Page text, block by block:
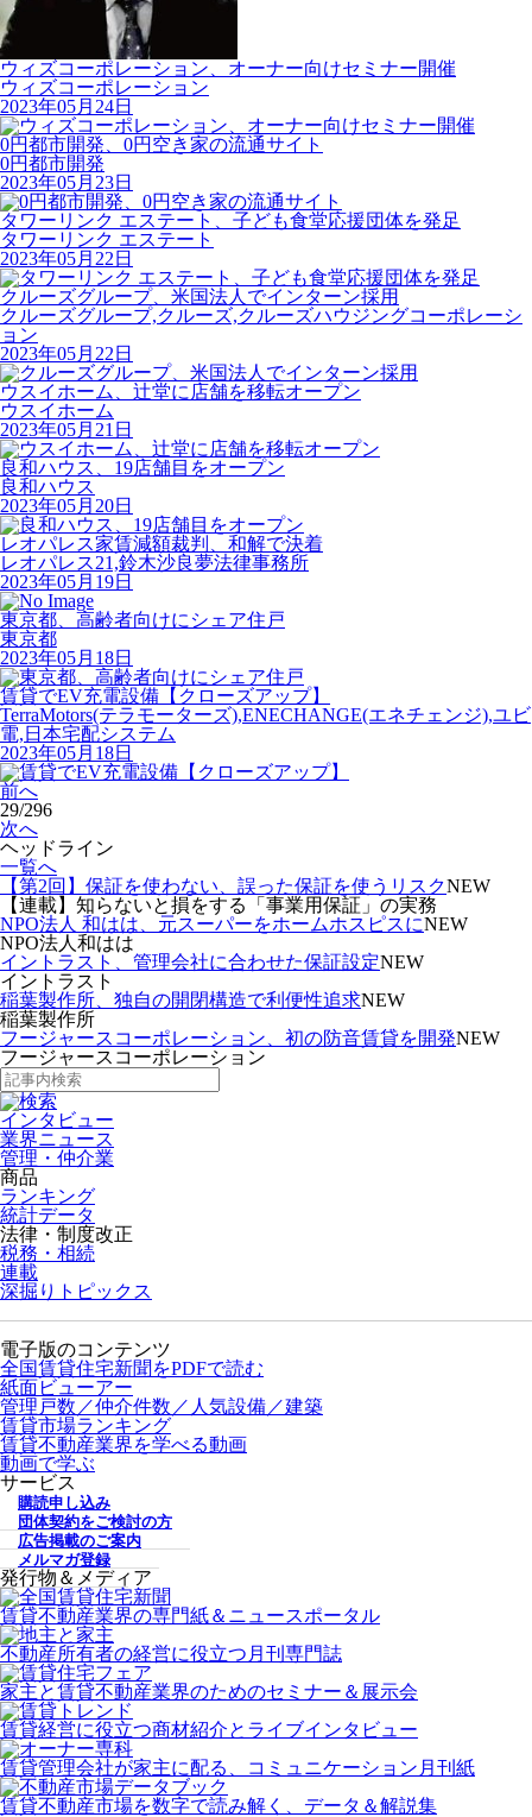
ウィズコーポレーション、オーナー向けセミナー開催
ウィズコーポレーション
2023年05月24日
0円都市開発、0円空き家の流通サイト
0円都市開発
2023年05月23日
タワーリンク エステート、子ども食堂応援団体を発足
タワーリンク エステート
2023年05月22日
クルーズグループ、米国法人でインターン採用
クルーズグループ,クルーズ,クルーズハウジングコーポレーシ
ョン
2023年05月22日
ウスイホーム、辻堂に店舗を移転オープン
ウスイホーム
2023年05月21日
良和ハウス、19店舗目をオープン
良和ハウス
2023年05月20日
レオパレス家賃減額裁判、和解で決着
レオパレス21,鈴木沙良夢法律事務所
2023年05月19日
東京都、高齢者向けにシェア住戸
東京都
2023年05月18日
賃貸でEV充電設備【クローズアップ】
TerraMotors(テラモーターズ),ENECHANGE(エネチェンジ),ユビ
電,日本宅配システム
2023年05月18日
前へ
29/296
次へ
ヘッドライン
一覧へ
【第2回】保証を使わない、誤った保証を使うリスクNEW
【連載】知らないと損をする「事業用保証」の実務
NPO法人 和はは、元スーパーをホームホスピスにNEW
NPO法人和はは
イントラスト、管理会社に合わせた保証設定NEW
イントラスト
稲葉製作所、独自の開閉構造で利便性追求NEW
稲葉製作所
フージャースコーポレーション、初の防音賃貸を開発NEW
フージャースコーポレーション
インタビュー
業界ニュース
管理・仲介業
商品
ランキング
統計データ
法律・制度改正
税務・相続
連載
深掘りトピックス
電子版のコンテンツ
全国賃貸住宅新聞をPDFで読む
紙面ビューアー
管理戸数／仲介件数／人気設備／建築
賃貸市場ランキング
賃貸不動産業界を学べる動画
動画で学ぶ
サービス
購読申し込み
団体契約をご検討の方
広告掲載のご案内
メルマガ登録
発行物＆メディア
賃貸不動産業界の専門紙＆ニュースポータル
不動産所有者の経営に役立つ月刊専門誌
家主と賃貸不動産業界のためのセミナー＆展示会
賃貸経営に役立つ商材紹介とライブインタビュー
賃貸管理会社が家主に配る、コミュニケーション月刊紙
賃貸不動産市場を数字で読み解く、データ＆解説集